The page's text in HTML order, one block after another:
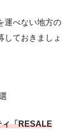
運べない地方の
しておきましょ
ィ「RESALE